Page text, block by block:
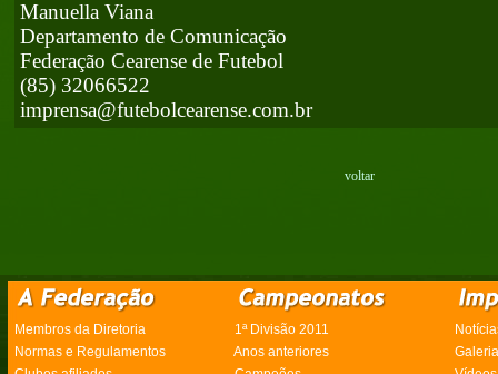
Manuella Viana
Departamento de Comunicação
Federação Cearense de Futebol
(85) 32066522
imprensa@futebolcearense.com.br
voltar
Membros da Diretoria 1ª Divisão 2011
Normas e Regulamentos
Anos anteriores